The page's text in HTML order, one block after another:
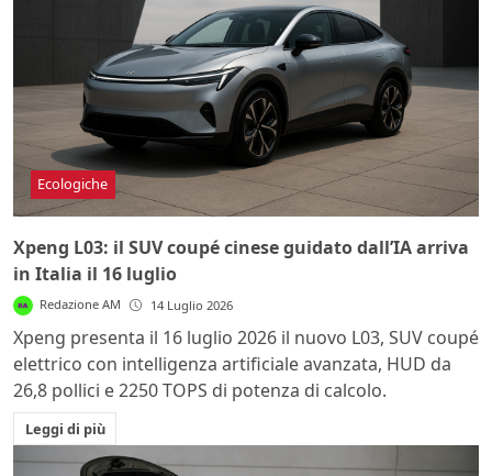
Ecologiche
Xpeng L03: il SUV coupé cinese guidato dall’IA arriva
in Italia il 16 luglio
Redazione AM 14 Luglio 2026
Xpeng presenta il 16 luglio 2026 il nuovo L03, SUV coupé
elettrico con intelligenza artificiale avanzata, HUD da
26,8 pollici e 2250 TOPS di potenza di calcolo.
Leggi di più